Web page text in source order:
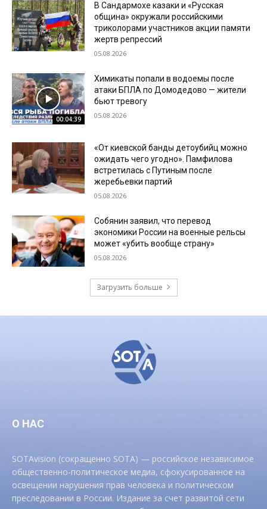
В Сандармохе казаки и «Русская
община» окружали российскими
триколорами участников акции памяти
жертв репрессий
05.08.2026
00:04:39
Химикаты попали в водоемы после
атаки БПЛА по Домодедово — жители
бьют тревогу
05.08.2026
«От киевской банды детоубийц можно
ожидать чего угодно». Памфилова
встретилась с Путиным после
жеребьевки партий
05.08.2026
Собянин заявил, что перевод
экономики России на военные рельсы
может «убить вообще страну»
05.08.2026
Загрузить больше
О НАС
SOTAvision (сокращенно SOTA) — российское независимое
общественно-политическое медиа, сфокусированное на
освещении нарушения прав человека и политическом
преследовании в России. Издание за счет развитой сети